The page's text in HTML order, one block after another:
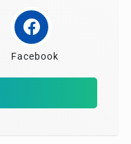
Facebook